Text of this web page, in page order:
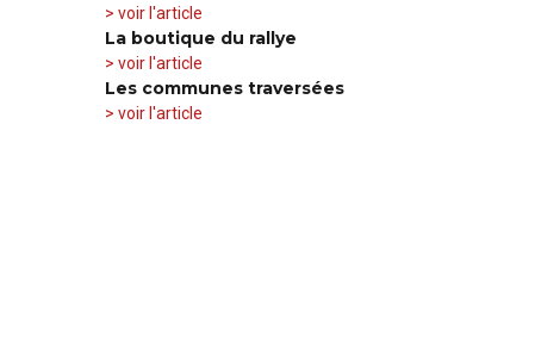
> voir l'article
La boutique du rallye
> voir l'article
Les communes traversées
> voir l'article